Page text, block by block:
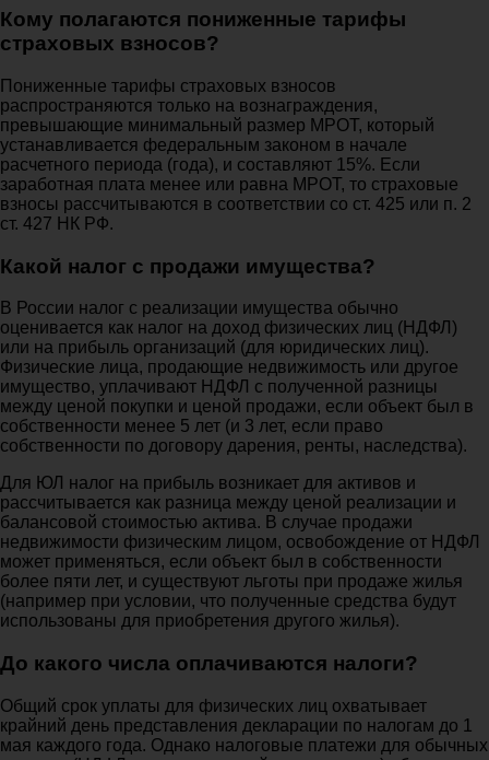
Кому полагаются пониженные тарифы
страховых взносов?
Пониженные тарифы страховых взносов
распространяются только на вознаграждения,
превышающие минимальный размер МРОТ, который
устанавливается федеральным законом в начале
расчетного периода (года), и составляют 15%. Если
заработная плата менее или равна МРОТ, то страховые
взносы рассчитываются в соответствии со ст. 425 или п. 2
ст. 427 НК РФ.
Какой налог с продажи имущества?
В России налог с реализации имущества обычно
оценивается как налог на доход физических лиц (НДФЛ)
или на прибыль организаций (для юридических лиц).
Физические лица, продающие недвижимость или другое
имущество, уплачивают НДФЛ с полученной разницы
между ценой покупки и ценой продажи, если объект был в
собственности менее 5 лет (и 3 лет, если право
собственности по договору дарения, ренты, наследства).
Для ЮЛ налог на прибыль возникает для активов и
рассчитывается как разница между ценой реализации и
балансовой стоимостью актива. В случае продажи
недвижимости физическим лицом, освобождение от НДФЛ
может применяться, если объект был в собственности
более пяти лет, и существуют льготы при продаже жилья
(например при условии, что полученные средства будут
использованы для приобретения другого жилья).
До какого числа оплачиваются налоги?
Общий срок уплаты для физических лиц охватывает
крайний день представления декларации по налогам до 1
мая каждого года. Однако налоговые платежи для обычных